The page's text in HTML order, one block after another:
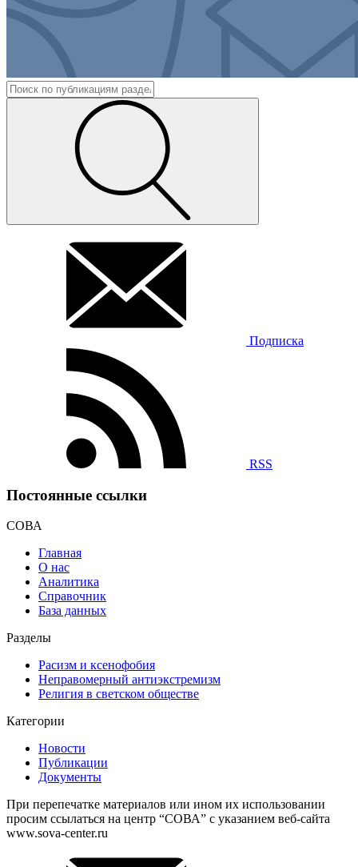
Подписка
RSS
Постоянные ссылки
СОВА
Главная
О нас
Аналитика
Справочник
База данных
Разделы
Расизм и ксенофобия
Неправомерный антиэкстремизм
Религия в светском обществе
Категории
Новости
Публикации
Документы
При перепечатке материалов или ином их использовании
просим ссылаться на центр “СОВА” с указанием веб-сайта
www.sova-center.ru